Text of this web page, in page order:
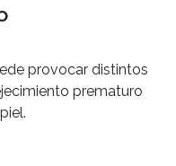
provocar distintos
prematuro